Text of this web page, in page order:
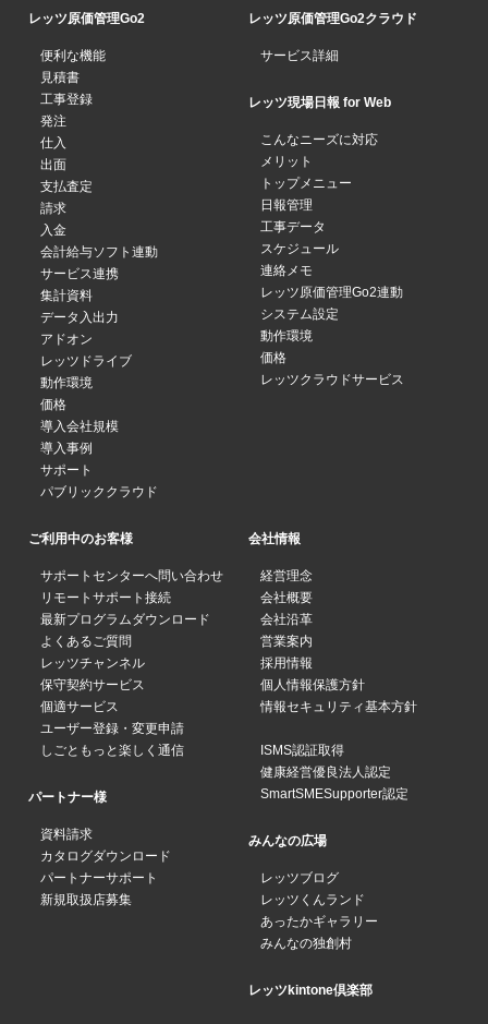
レッツ原価管理Go2
便利な機能
見積書
工事登録
発注
仕入
出面
支払査定
請求
入金
会計給与ソフト連動
サービス連携
集計資料
データ入出力
アドオン
レッツドライブ
動作環境
価格
導入会社規模
導入事例
サポート
パブリッククラウド
レッツ原価管理Go2クラウド
サービス詳細
レッツ現場日報 for Web
こんなニーズに対応
メリット
トップメニュー
日報管理
工事データ
スケジュール
連絡メモ
レッツ原価管理Go2連動
システム設定
動作環境
価格
レッツクラウドサービス
ご利用中のお客様
サポートセンターへ問い合わせ
リモートサポート接続
最新プログラムダウンロード
よくあるご質問
レッツチャンネル
保守契約サービス
個適サービス
ユーザー登録・変更申請
しごともっと楽しく通信
パートナー様
資料請求
カタログダウンロード
パートナーサポート
新規取扱店募集
会社情報
経営理念
会社概要
会社沿革
営業案内
採用情報
個人情報保護方針
情報セキュリティ基本方針
ISMS認証取得
健康経営優良法人認定
SmartSMESupporter認定
みんなの広場
レッツブログ
レッツくんランド
あったかギャラリー
みんなの独創村
レッツkintone倶楽部